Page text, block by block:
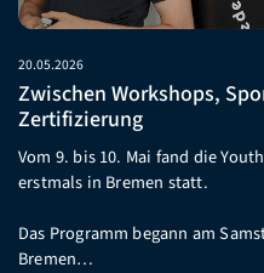
20.05.2026
Zwischen Workshops,
Zertifizierung
Vom 9. bis 10. Mai fand die
erstmals in Bremen statt.
Das Programm begann am
Bremen…